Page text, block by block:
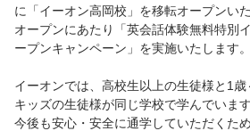
に「イーオン高岡校」を移転オープンいた
オープンにあたり「英会話体験無料特別
ープンキャンペーン」を実施いたします。
イーオンでは、高校生以上の生徒様と1
キッズの生徒様が同じ学校で学んでいます
今後も安心・安全に通学していただくた